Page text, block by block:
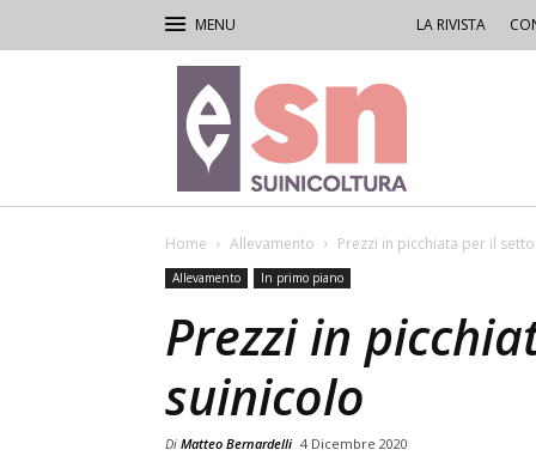
LA RIVISTA
Rivista
di
Suinicoltura
Home Allevamento Prezzi in picchiata per il
Allevamento In primo piano
Prezzi in
suinicolo
Di Matteo Bernardelli 4 Dicembre 2020